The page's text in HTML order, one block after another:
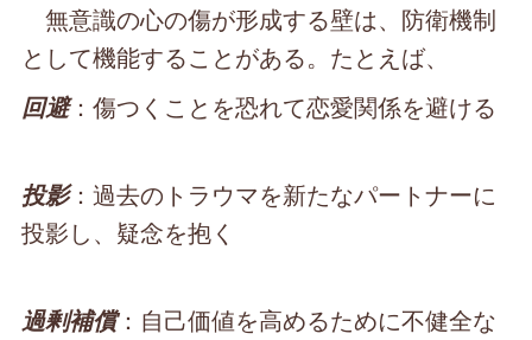
無意識の心の傷が形成する壁は、防衛機制
として機能することがある。たとえば、
回避：傷つくことを恐れて恋愛関係を避ける
投影：過去のトラウマを新たなパートナーに
投影し、疑念を抱く
過剰補償：自己価値を高めるために不健全な